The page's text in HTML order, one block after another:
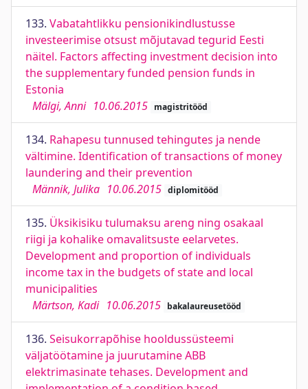
133. Vabatahtlikku pensionikindlustusse
investeerimise otsust mõjutavad tegurid Eesti
näitel. Factors affecting investment decision into
the supplementary funded pension funds in
Estonia
Mälgi, Anni 10.06.2015 magistritööd
134. Rahapesu tunnused tehingutes ja nende
vältimine. Identification of transactions of money
laundering and their prevention
Männik, Julika 10.06.2015 diplomitööd
135. Üksikisiku tulumaksu areng ning osakaal
riigi ja kohalike omavalitsuste eelarvetes.
Development and proportion of individuals
income tax in the budgets of state and local
municipalities
Märtson, Kadi 10.06.2015 bakalaureusetööd
136. Seisukorrapõhise hooldussüsteemi
väljatöötamine ja juurutamine ABB
elektrimasinate tehases. Development and